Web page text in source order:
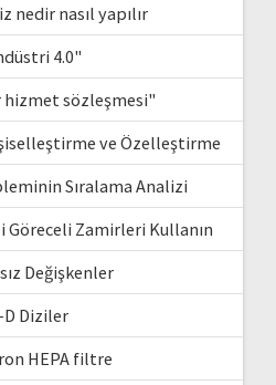
nedir nasıl yapılır
4.0"
sözleşmesi"
ve Özelleştirme
Sıralama Analizi
Göreceli Zamirleri Kullanın
Değişkenler
D Diziler
HEPA filtre